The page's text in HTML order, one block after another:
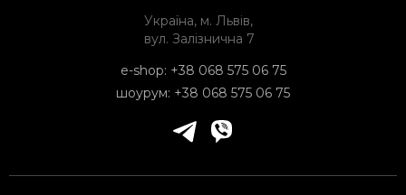
Україна, м. Львів,
вул. Залізнична 7
e-shop: +38 068 575 06 75
шоурум: +38 068 575 06 75